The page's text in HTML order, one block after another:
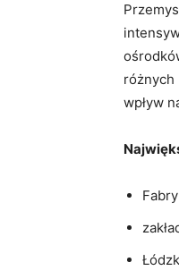
różnych
wpływ